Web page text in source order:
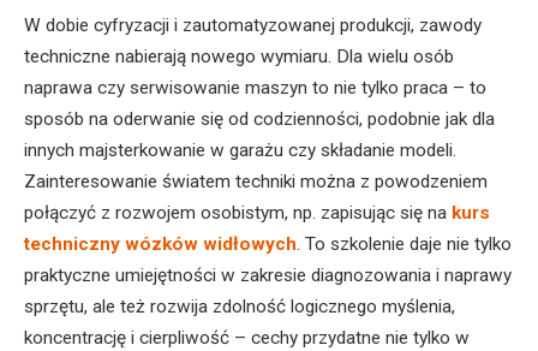
W dobie cyfryzacji i zautomatyzowanej produkcji, zawody
techniczne nabierają nowego wymiaru. Dla wielu osób
naprawa czy serwisowanie maszyn to nie tylko praca – to
sposób na oderwanie się od codzienności, podobnie jak dla
innych majsterkowanie w garażu czy składanie modeli.
Zainteresowanie światem techniki można z powodzeniem
połączyć z rozwojem osobistym, np. zapisując się na kurs
techniczny wózków widłowych. To szkolenie daje nie tylko
praktyczne umiejętności w zakresie diagnozowania i naprawy
sprzętu, ale też rozwija zdolność logicznego myślenia,
koncentrację i cierpliwość – cechy przydatne nie tylko w